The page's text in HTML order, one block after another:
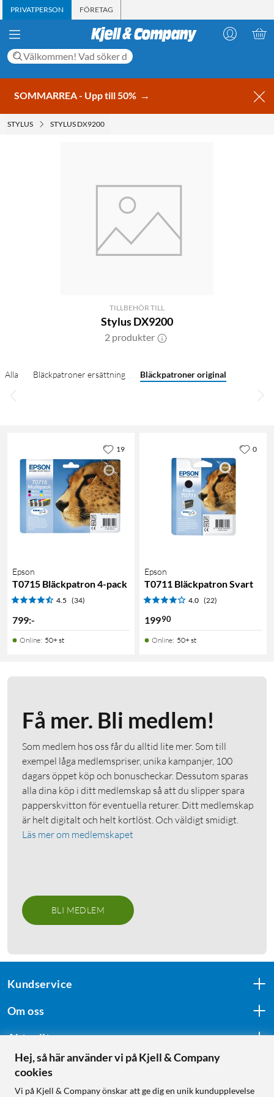
PRIVATPERSON FÖRETAG
SOMMARREA - Upp till 50% →
STYLUS STYLUS DX9200
TILLBEHÖR TILL
Stylus DX9200
2 produkter
Alla Bläckpatroner ersättning Bläckpatroner original
Epson
T0715 Bläckpatron 4-pack
4.5 (34)
799:-
Online: 50+ st
19
Epson
T0711 Bläckpatron Svart
4.0 (22)
19990
Online: 50+ st
0
Få mer. Bli medlem!
Som medlem hos oss får du alltid lite mer. Som till
exempel låga medlemspriser, unika kampanjer, 100
dagars öppet köp och bonuscheckar. Dessutom sparas
alla dina köp i ditt medlemskap så att du slipper spara
papperskvitton för eventuella returer. Ditt medlemskap
är helt digitalt och helt kortlöst. Och väldigt smidigt.
Läs mer om medlemskapet
BLI MEDLEM
Kundservice
Om oss
Aktuellt
Följ oss
Hej, så här använder vi på Kjell & Company
cookies
Vi på Kjell & Company önskar att ge dig en unik kundupplevelse